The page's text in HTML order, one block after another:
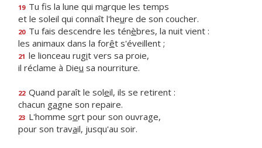
19 Tu fis la lune qui marque les temps
et le soleil qui connaît l'heure de son coucher.
20 Tu fais descendre les ténèbres, la nuit vient :
les animaux dans la forêt s'éveillent ;
21 le lionceau rugit vers sa proie,
il réclame à Dieu sa nourriture.
22 Quand paraît le soleil, ils se retirent :
chacun gagne son repaire.
23 L'homme sort pour son ouvrage,
pour son travail, jusqu'au soir.